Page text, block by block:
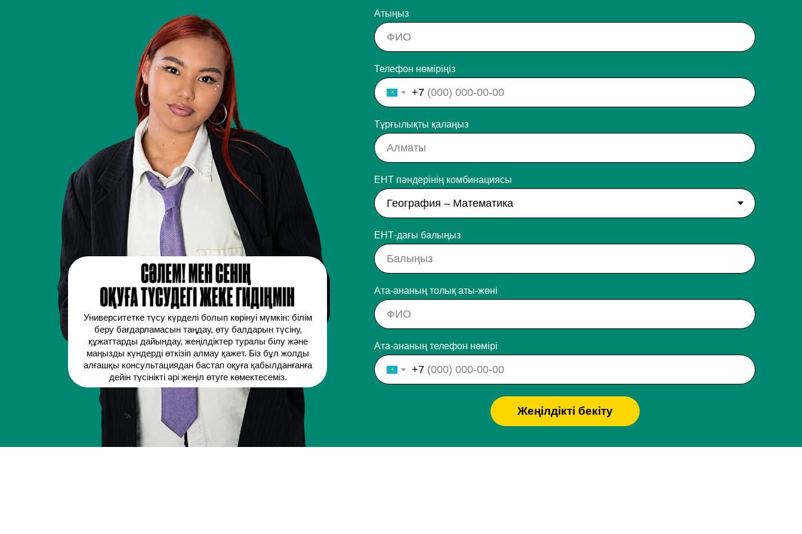
Атыңыз
Телефон нөміріңіз
+7
Тұрғылықты қалаңыз
ЕНТ пәндерінің комбинациясы
ЕНТ-дағы балыңыз
Ата-ананың толық аты-жөні
Ата-ананың телефон нөмірі
+7
Жеңілдікті бекіту
Университетке түсу күрделі болып көрінуі мүмкін: білім
беру бағдарламасын таңдау, өту балдарын түсіну,
құжаттарды дайындау, жеңілдіктер туралы білу және
маңызды күндерді өткізіп алмау қажет. Біз бұл жолды
алғашқы консультациядан бастап оқуға қабылданғанға
дейін түсінікті әрі жеңіл өтуге көмектесеміз.